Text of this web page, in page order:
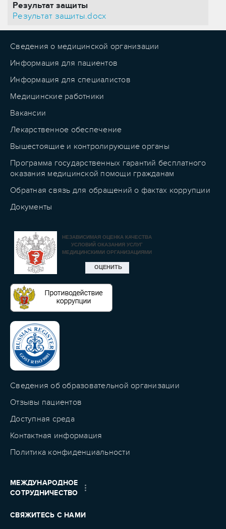
Результат защиты
Результат защиты.docx
Сведения о медицинской организации
Информация для пациентов
Информация для специалистов
Медицинские работники
Вакансии
Лекарственное обеспечение
Вышестоящие и контролирующие органы
Программа государственных гарантий бесплатного
оказания медицинской помощи гражданам
Обратная связь для обращений о фактах коррупции
Документы
Сведения об образовательной организации
Отзывы пациентов
Доступная среда
Контактная информация
Политика конфиденциальности
МЕЖДУНАРОДНОЕ
СОТРУДНИЧЕСТВО
СВЯЖИТЕСЬ С НАМИ